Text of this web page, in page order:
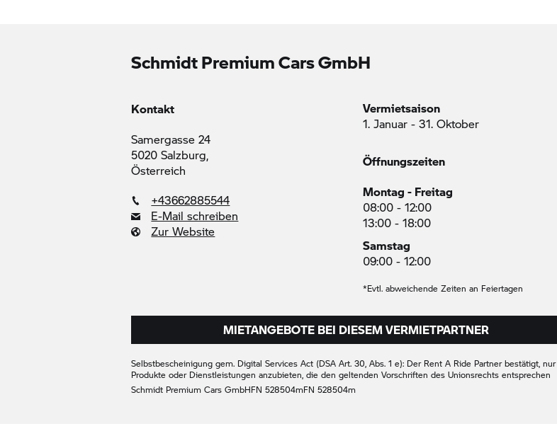
Schmidt Premium Cars GmbH
Kontakt
Samergasse 24
5020 Salzburg,
Österreich
+43662885544
E-Mail schreiben
Zur Website
Vermietsaison
1. Januar - 31. Oktober
Öffnungszeiten
Montag - Freitag
08:00 - 12:00
13:00 - 18:00
Samstag
09:00 - 12:00
*Evtl. abweichende Zeiten an Feiertagen
MIETANGEBOTE BEI DIESEM VERMIETPARTNER
Selbstbescheinigung gem. Digital Services Act (DSA Art. 30, Abs. 1 e): Der Rent A Ride Partner bestätigt, nur
Produkte oder Dienstleistungen anzubieten, die den geltenden Vorschriften des Unionsrechts entsprechen
Schmidt Premium Cars GmbHFN 528504mFN 528504m